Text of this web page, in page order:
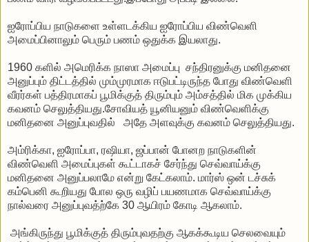
ஐரோப்பிய நாடுகளை உள்ளடக்கிய ஐரோப்பிய விண்வெளி
அமைப்பினாலும் பெரும் பணம் ஒதுக்க இயலாது.
1960 களில் அமெரிக்க நாஸா அமைப்பு சந்திரனுக்கு மனிதனை
அனுப்பும் திட்டத்தில் மும்முரமாக ஈடுபட்டிருந்த போது விண்வெளி
வீரர்கள் பத்திரமாகப் பூமிக்குத் திரும்பும் அம்சத்தில் மிக முக்கிய
கவனம் செலுத்தியது.சோவியத் யூனியனும் விண்வெளிக்கு
மனிதனை அனுப்புவதில் அதே அளவுக்கு கவனம் செலுத்தியது.
அம்ரிக்கா, ஐரோப்பா, ரஷியா, ஜப்பான் போனற நாடுகளின்
விண்வெளி அமைப்புகள் கூட்டாகச் சேர்ந்து செவ்வாய்க்கு
மனிதனை அனுப்பலாமே என்று கேட்கலாம். மார்ஸ் ஒன் டச்சுக்
கம்பெனி கூறியது போல ஒரு வழிப் பயணமாக செவ்வாய்க்கு
நால்வரை அனுப்புவத்ற்கே 30 ஆயிரம் கோடி ஆகலாம்.
அங்கிருந்து பூமிக்குத் திரும்புவதற்கு ஆகக்கூடிய செலவையும்